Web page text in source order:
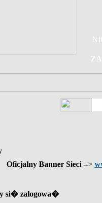
Oficjalny Banner Sieci -->
si� zalogowa�